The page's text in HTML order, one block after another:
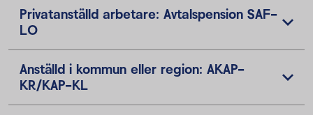
Privatanställd arbetare: Avtalspension SAF-
LO
Anställd i kommun eller region: AKAP-
KR/KAP-KL